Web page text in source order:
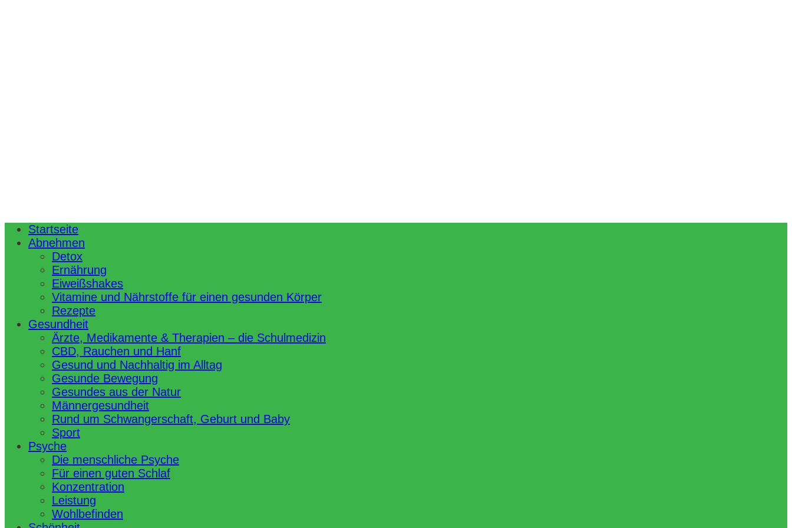
Startseite
Abnehmen
Detox
Ernährung
Eiweißshakes
Vitamine und Nährstoffe für einen gesunden Körper
Rezepte
Gesundheit
Ärzte, Medikamente & Therapien – die Schulmedizin
CBD, Rauchen und Hanf
Gesund und Nachhaltig im Alltag
Gesunde Bewegung
Gesundes aus der Natur
Männergesundheit
Rund um Schwangerschaft, Geburt und Baby
Sport
Psyche
Die menschliche Psyche
Für einen guten Schlaf
Konzentration
Leistung
Wohlbefinden